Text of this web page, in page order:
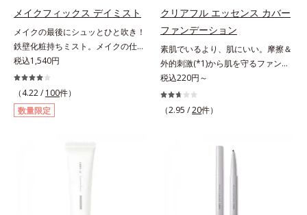
にダマ防止の特殊コーティングを施
すことで、カバー粉体は薄く・均一
に凹凸へフィット。毛穴や色ムラを
カバーしながら自然な仕上がりを叶
えます。また、ファンデーションを
つけている間に保湿成分が肌へ浸透
(*2)するスキンコンディショニング
セラム設計(*3)を採用。肌に触れた
うな透明感とツヤを生み出すこと
で、“つるん”とした光のヴェールを
まとったような仕上がりに。*1 ス
キンフィットカラー成分（酸化チタ
ン、酸化鉄、ステアロイルグルタミ
クワラン、ヒアルロン酸Na、加水
分解コラーゲン
メイクフィックス デイミスト
メイクの最後にシュッとひと吹き！
鉄壁化粧持ちミスト。メイクの仕上
げにシュッとひと吹き。肌とメイク
の密着感をピタッと高め、メイクく
ずれを防ぎ、化粧持ちをアップさせ
るミストタイプの化粧水です。くず
れ防止成分(*1)を含む層と美容成分
振って混ぜると、美容成分がくずれ
防止成分を包み込み、メイクの上に
ピタッと密着。くずれ防止成分が
汗・水・皮脂をはじきながら、美容
税込1,540円
（4.22 / 100件）
数量限定
クリアフル エッセンス カバー
ファンデーション
素肌でいるより、肌にいい。摩擦＆
外的刺激(*1)から肌を守るファンデ
ーション。肌荒れやニキビがある
と、ファンデーションを塗っていい
か悩むもの。とはいえ、素肌のまま
れしやすい、ニキビができやすい人
こそ、肌負担が少ない低刺激設計の
ファンデーションで守るのがベス
ト。「クリアフル エッセンス カバ
ー ファンデーション」は紫外線吸
税込220円～
（2.95 /20件）